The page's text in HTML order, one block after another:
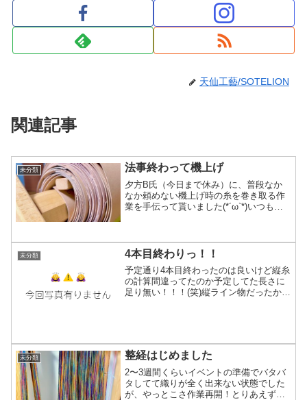
天仙工藝/SOTELION
関連記事
未分類 法事終わって機上げ
夕方B氏（今日まで休み）に、普段なか
なか頼めない機上げ時の糸を巻き取る作
業を手伝って貰いました(*´ω`*)いつもは1
わり、...
未分類 4本目終わりっ！！
予定通り4本目終わったのは良いけど縦糸
の計算間違ってたのか予定してた長さに
足り無い！！！(笑)縦ライン物だったから
未分類 整経はじめました
2〜3週間くらいイベントの準備でバタバ
タしてて織りが全く出来ない状態でした
が、やっとこさ作業再開！とりあえず部